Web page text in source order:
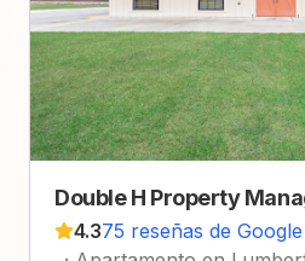
Double H Property
4.375 reseñas de Google